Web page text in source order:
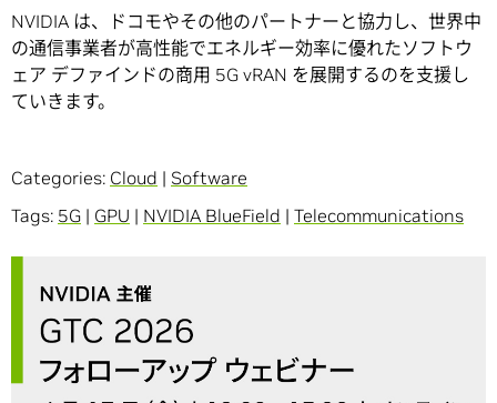
NVIDIA は、ドコモやその他のパートナーと協力し、世界中
の通信事業者が高性能でエネルギー効率に優れたソフトウ
ェア デファインドの商用 5G vRAN を展開するのを支援し
ていきます。
Categories: Cloud | Software
Tags: 5G | GPU | NVIDIA BlueField | Telecommunications